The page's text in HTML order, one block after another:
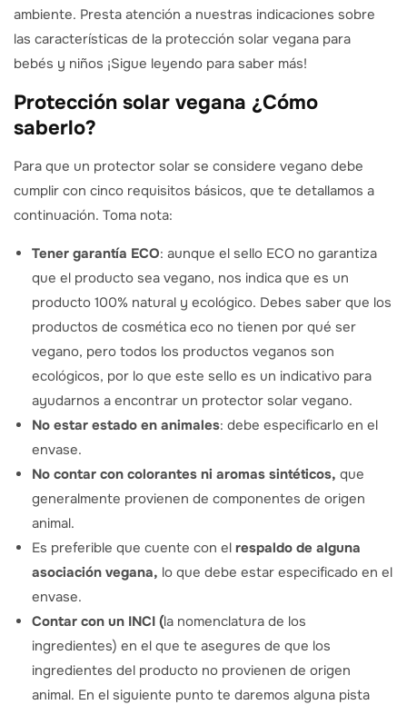
ambiente. Presta atención a nuestras indicaciones sobre
las características de la protección solar vegana para
bebés y niños ¡Sigue leyendo para saber más!
Protección solar vegana ¿Cómo
saberlo?
Para que un protector solar se considere vegano debe
cumplir con cinco requisitos básicos, que te detallamos a
continuación. Toma nota:
Tener garantía ECO: aunque el sello ECO no garantiza
que el producto sea vegano, nos indica que es un
producto 100% natural y ecológico. Debes saber que los
productos de cosmética eco no tienen por qué ser
vegano, pero todos los productos veganos son
ecológicos, por lo que este sello es un indicativo para
ayudarnos a encontrar un protector solar vegano.
No estar estado en animales: debe especificarlo en el
envase.
No contar con colorantes ni aromas sintéticos, que
generalmente provienen de componentes de origen
animal.
Es preferible que cuente con el respaldo de alguna
asociación vegana, lo que debe estar especificado en el
envase.
Contar con un INCI (la nomenclatura de los
ingredientes) en el que te asegures de que los
ingredientes del producto no provienen de origen
animal. En el siguiente punto te daremos alguna pista